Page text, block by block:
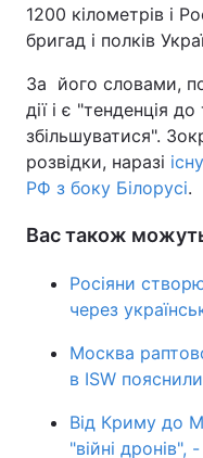
1200 кілометрів і
бригад і полків
За його словами,
дії і є "тенденція
збільшуватися".
розвідки, наразі
РФ з боку Білорусі.
Вас також
Росіяни
через
Москва
в ISW
Від Криму до
"війні